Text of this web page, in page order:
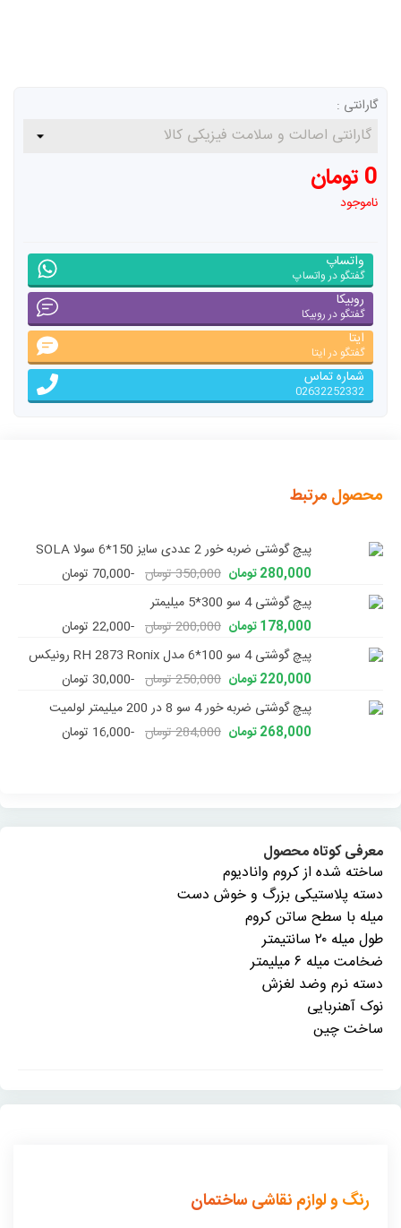
گارانتی :
0 تومان
ناموجود
واتساپ
گفتگو در واتساپ
روبیکا
گفتگو در روبیکا
ایتا
گفتگو در ایتا
شماره تماس
02632252332
محصول مرتبط
پیچ گوشتی ضربه خور 2 عددی سایز 150*6 سولا SOLA
280,000 تومان
350,000 تومان
-70,000 تومان
پیچ گوشتی 4 سو 300*5 میلیمتر
178,000 تومان
200,000 تومان
-22,000 تومان
پیچ گوشتی 4 سو 100*6 مدل RH 2873 Ronix رونیکس
220,000 تومان
250,000 تومان
-30,000 تومان
پیچ گوشتی ضربه خور 4 سو 8 در 200 میلیمتر لولمیت
268,000 تومان
284,000 تومان -16,000 تومان
معرفی کوتاه محصول
ساخته شده از کروم وانادیوم
دسته پلاستیکی بزرگ و خوش دست
میله با سطح ساتن کروم
طول میله ۲۰ سانتیمتر
ضخامت میله ۶ میلیمتر
دسته نرم وضد لغزش
نوک آهنربایی
ساخت چین
رنگ و لوازم نقاشی ساختمان